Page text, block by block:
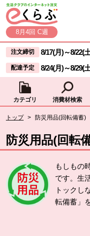
ページの先頭です。
本文へジャンプする。
8月4回 C週
ここからサイト内共通メニ
サイト内共通メニューをス
注文締切 8/17(月)～8/22(
配達予定 8/24(月)～8/29(
カテゴリ 消費材検索
トップ > 防災用品(回転備蓄)
防災用品(回転
もしもの
です。生
トックし
転備蓄」